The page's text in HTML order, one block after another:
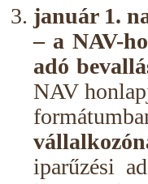
január 1.
– a NAV-
adó
NAV
iparűzési